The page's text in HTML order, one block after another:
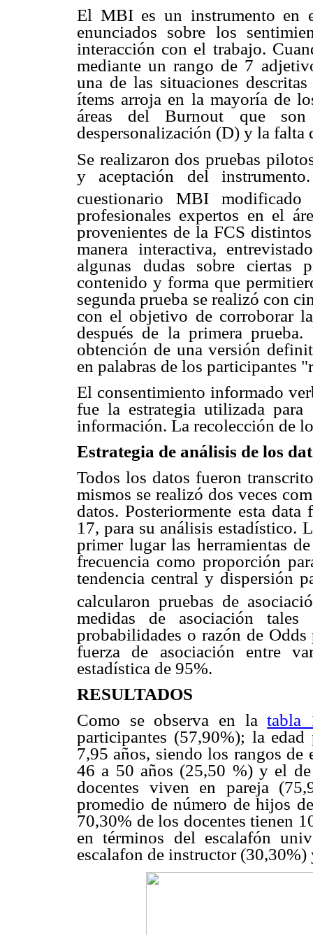
El MBI es un instrumento en
enunciados sobre los
interacción con el trabajo.
mediante un rango de 7
una de las situaciones
ítems arroja en la mayoría de
áreas del Burnout que
despersonalización (D) y la falta
Se realizaron dos pruebas
y aceptación del
cuestionario MBI
profesionales expertos en el
provenientes de la FCS
manera interactiva,
algunas dudas sobre ciertas
contenido y forma que
segunda prueba se realizó con
con el objetivo de corroborar
después de la primera
obtención de una versión
en palabras de los participantes
El consentimiento informado
fue la estrategia utilizada
información. La recolección de
Estrategia de análisis de los
Todos los datos fueron
mismos se realizó dos veces
datos. Posteriormente esta
17, para su análisis estadístico.
primer lugar las herramientas
frecuencia como proporción
tendencia central y dispersión
calcularon pruebas de
medidas de asociación
probabilidades o razón de
fuerza de asociación entre
estadística de 95%.
RESULTADOS
Como se observa en latabla
participantes (57,90%); la
7,95 años, siendo los rangos
46 a 50 años (25,50 %) y el
docentes viven en pareja
promedio de número de hijos
70,30% de los docentes tienen
en términos del escalafón
escalafon de instructor